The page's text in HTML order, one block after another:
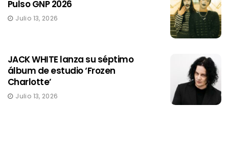
Pulso GNP 2026
Julio 13, 2026
JACK WHITE lanza su séptimo
álbum de estudio ‘Frozen
Charlotte’
Julio 13, 2026